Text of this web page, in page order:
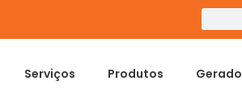
Serviços Produtos